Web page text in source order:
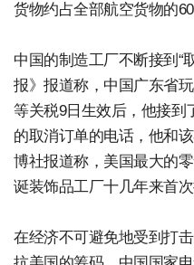
货物约占全部航空货物的
中国的制造工厂不断接到“
报》报道称，中国广东省
等关税9日生效后，他接到
的取消订单的电话，他和
博社报道称，美国最大的
诞装饰品工厂十几年来首
在经济不可避免地受到打